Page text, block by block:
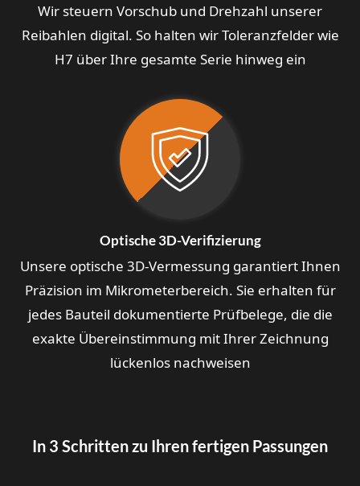
Wir steuern Vorschub und Drehzahl unserer
Reibahlen digital. So halten wir Toleranzfelder wie
H7 über Ihre gesamte Serie hinweg ein
Optische 3D-Verifizierung
Unsere optische 3D-Vermessung garantiert Ihnen
Präzision im Mikrometerbereich. Sie erhalten für
jedes Bauteil dokumentierte Prüfbelege, die die
exakte Übereinstimmung mit Ihrer Zeichnung
lückenlos nachweisen
In 3 Schritten zu Ihren fertigen Passungen